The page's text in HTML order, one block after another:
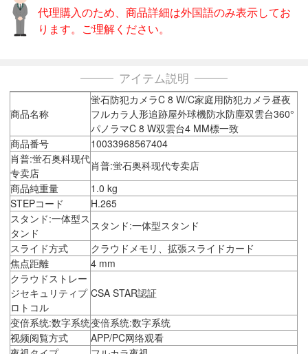
代理購入のため、商品詳細は外国語のみ表示してお
ります。ご理解ください。
アイテム説明
商品名称
蛍石防犯カメラC 8 W/C家庭用防犯カメラ昼夜
フルカラ人形追跡屋外球機防水防塵双雲台360°
パノラマC 8 W双雲台4 MM標一致
商品番号
10033968567404
肖普:蛍石奥科现代
专卖店
肖普:蛍石奥科现代专卖店
商品純重量
1.0 kg
STEPコード
H.265
スタンド:一体型ス
タンド
スタンド:一体型スタンド
スライド方式
クラウドメモリ、拡張スライドカード
焦点距離
4 mm
クラウドストレー
ジセキュリティプ
ロトコル
CSA STAR認証
变倍系统:数字系统变倍系统:数字系统
视频阅覧方式
APP/PC网络观看